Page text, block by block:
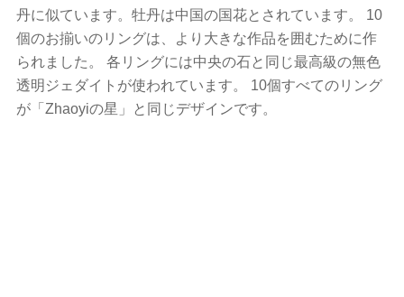
丹に似ています。牡丹は中国の国花とされています。 10
個のお揃いのリングは、より大きな作品を囲むために作
られました。 各リングには中央の石と同じ最高級の無色
透明ジェダイトが使われています。 10個すべてのリング
が「Zhaoyiの星」と同じデザインです。